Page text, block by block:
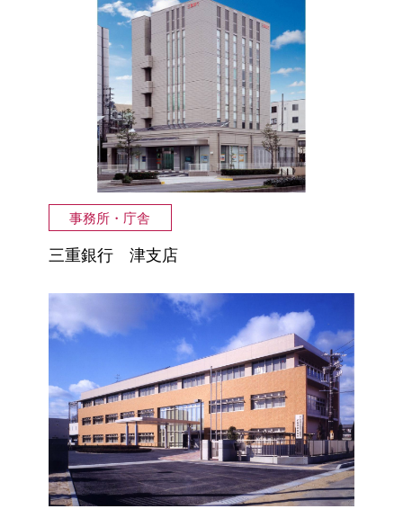
事務所・庁舎
三重銀行 津支店